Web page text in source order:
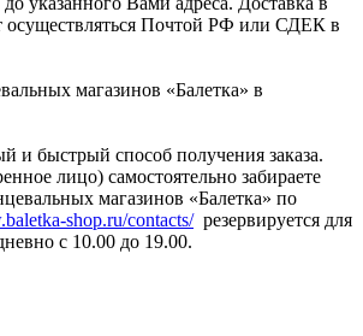
осуществляться Почтой РФ или СДЕК в
магазинов «Балетка» в
и быстрый способ получения заказа.
лицо) самостоятельно забираете
магазинов «Балетка» по
shop.ru/contacts/резервируется для
с 10.00 до 19.00.